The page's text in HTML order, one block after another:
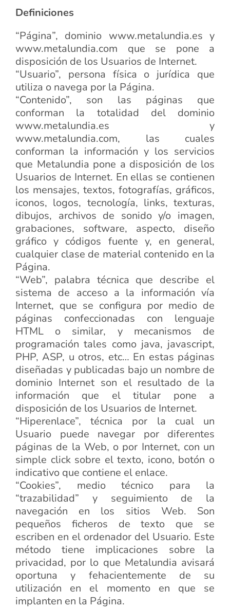
Definiciones
“Página”, dominio www.metalundia.es y
www.metalundia.com que se pone a
disposición de los Usuarios de Internet.
“Usuario”, persona física o jurídica que
utiliza o navega por la Página.
“Contenido”, son las páginas que
conforman la totalidad del dominio
www.metalundia.es y
www.metalundia.com, las cuales
conforman la información y los servicios
que Metalundia pone a disposición de los
Usuarios de Internet. En ellas se contienen
los mensajes, textos, fotografías, gráficos,
iconos, logos, tecnología, links, texturas,
dibujos, archivos de sonido y/o imagen,
grabaciones, software, aspecto, diseño
gráfico y códigos fuente y, en general,
cualquier clase de material contenido en la
Página.
“Web”, palabra técnica que describe el
sistema de acceso a la información vía
Internet, que se configura por medio de
páginas confeccionadas con lenguaje
HTML o similar, y mecanismos de
programación tales como java, javascript,
PHP, ASP, u otros, etc… En estas páginas
diseñadas y publicadas bajo un nombre de
dominio Internet son el resultado de la
información que el titular pone a
disposición de los Usuarios de Internet.
“Hiperenlace”, técnica por la cual un
Usuario puede navegar por diferentes
páginas de la Web, o por Internet, con un
simple click sobre el texto, icono, botón o
indicativo que contiene el enlace.
“Cookies”, medio técnico para la
“trazabilidad” y seguimiento de la
navegación en los sitios Web. Son
pequeños ficheros de texto que se
escriben en el ordenador del Usuario. Este
método tiene implicaciones sobre la
privacidad, por lo que Metalundia avisará
oportuna y fehacientemente de su
utilización en el momento en que se
implanten en la Página.